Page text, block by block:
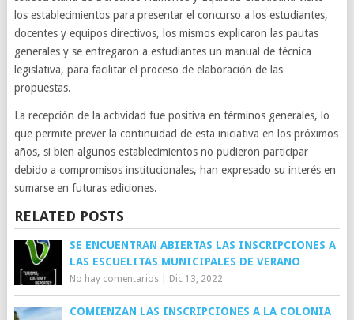
los establecimientos para presentar el concurso a los estudiantes,
docentes y equipos directivos, los mismos explicaron las pautas
generales y se entregaron a estudiantes un manual de técnica
legislativa, para facilitar el proceso de elaboración de las
propuestas.
La recepción de la actividad fue positiva en términos generales, lo
que permite prever la continuidad de esta iniciativa en los próximos
años, si bien algunos establecimientos no pudieron participar
debido a compromisos institucionales, han expresado su interés en
sumarse en futuras ediciones.
RELATED POSTS
SE ENCUENTRAN ABIERTAS LAS INSCRIPCIONES A
LAS ESCUELITAS MUNICIPALES DE VERANO
No hay comentarios| Dic 13, 2022
COMIENZAN LAS INSCRIPCIONES A LA COLONIA